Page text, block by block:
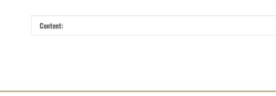
Item information
Value
Content: